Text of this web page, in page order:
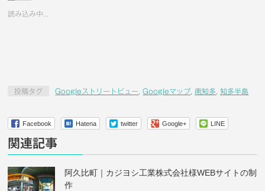
読み込み中...
投稿タグ Googleストリートビュー ,Googleマップ ,南知多 ,知多半島
Facebook Hatena twitter Google+ LINE
関連記事
阿久比町｜カジヨシ工業株式会社様WEBサイトの制
作